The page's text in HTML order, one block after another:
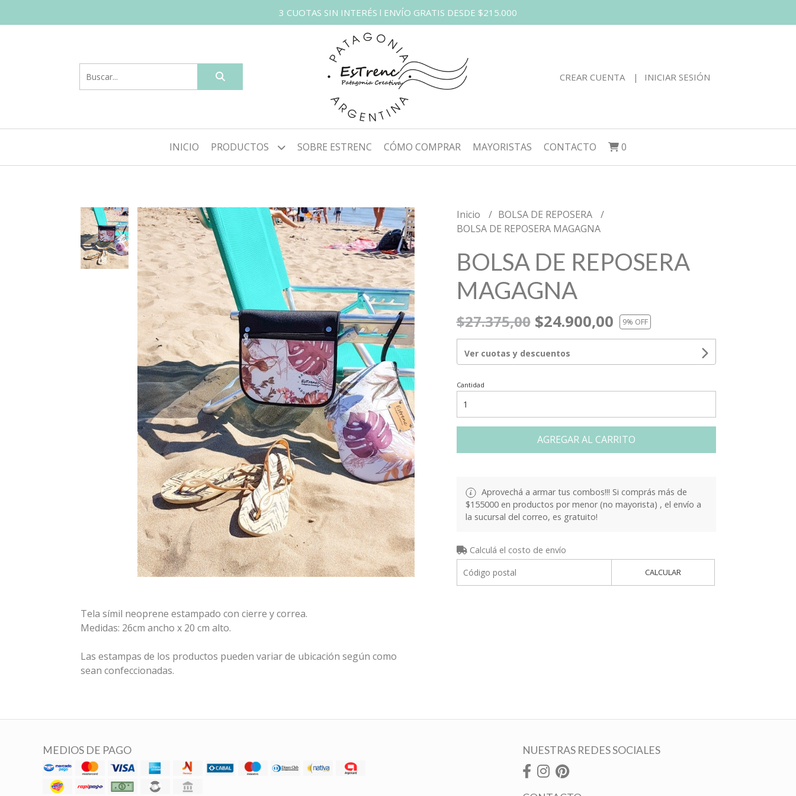
3 CUOTAS SIN INTERÉS l ENVÍO GRATIS DESDE $215.000
CREAR CUENTA INICIAR SESIÓN
INICIO PRODUCTOS SOBRE ESTRENC CÓMO COMPRAR MAYORISTAS CONTACTO 0
Tela símil neoprene estampado con cierre y correa.
Medidas: 26cm ancho x 20 cm alto.
Las estampas de los productos pueden variar de ubicación según como
sean confeccionadas.
Inicio
BOLSA DE REPOSERA
BOLSA DE REPOSERA MAGAGNA
BOLSA DE REPOSERA
MAGAGNA
$27.375,00$24.900,00 9% OFF
Ver cuotas y descuentos
Cantidad
AGREGAR AL CARRITO
Aprovechá a armar tus combos!!! Si comprás más de
$155000 en productos por menor (no mayorista) , el envío a
la sucursal del correo, es gratuito!
Calculá el costo de envío
CALCULAR
MEDIOS DE PAGO NUESTRAS REDES SOCIALES